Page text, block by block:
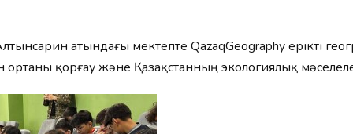
атындағы мектепте QazaqGeography ерікті
ортаны қорғау және Қазақстанның экологиялық